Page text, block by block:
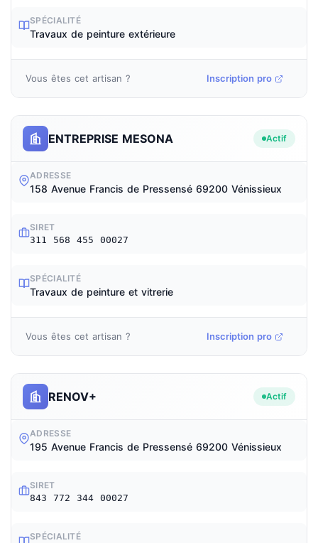
SPÉCIALITÉ
Travaux de peinture extérieure
Vous êtes cet artisan ? Inscription pro
ENTREPRISE MESONA Actif
ADRESSE
158 Avenue Francis de Pressensé 69200 Vénissieux
SIRET
311 568 455 00027
SPÉCIALITÉ
Travaux de peinture et vitrerie
Vous êtes cet artisan ? Inscription pro
RENOV+ Actif
ADRESSE
195 Avenue Francis de Pressensé 69200 Vénissieux
SIRET
843 772 344 00027
SPÉCIALITÉ